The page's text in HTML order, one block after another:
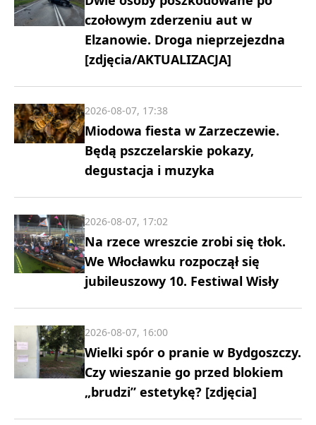
czołowym zderzeniu aut w
Elzanowie. Droga nieprzejezdna
[zdjęcia/AKTUALIZACJA]
Miodowa fiesta w Zarzeczewie.
Będą pszczelarskie pokazy,
degustacja i muzyka
2026-08-07, 17:38
Na rzece wreszcie zrobi się tłok.
We Włocławku rozpoczął się
jubileuszowy 10. Festiwal Wisły
2026-08-07, 17:02
Wielki spór o pranie w Bydgoszczy.
Czy wieszanie go przed blokiem
„brudzi” estetykę? [zdjęcia]
2026-08-07, 16:00